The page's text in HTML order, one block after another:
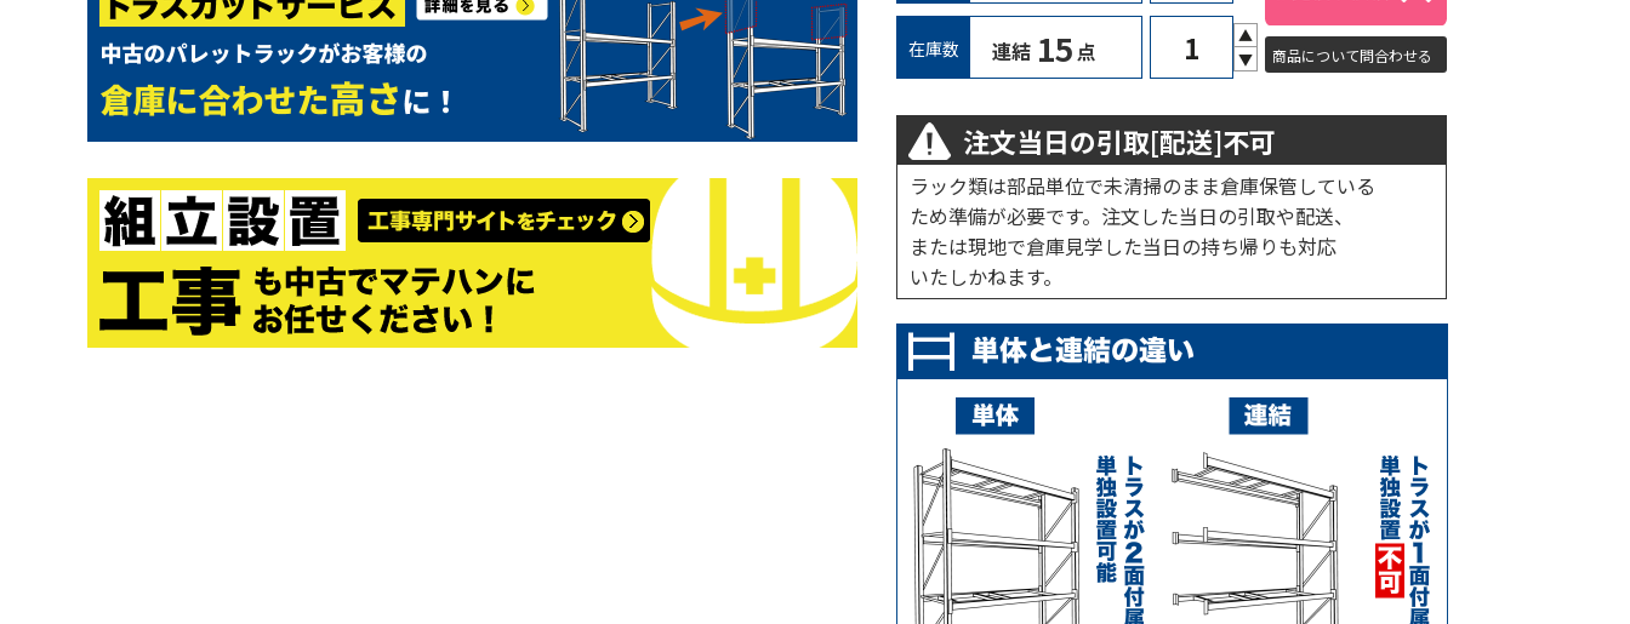
在庫数 連結 15 点
▲
▼
商品について問合わせる
注文当日の引取[配送]不可
ラック類は部品単位で未清掃のまま倉庫保管している
ため準備が必要です。注文した当日の引取や配送、
または現地で倉庫見学した当日の持ち帰りも対応
いたしかねます。